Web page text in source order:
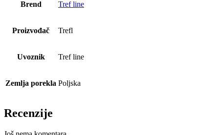
Brend Tref line
Proizvođač Trefl
Uvoznik Tref line
Zemlja porekla Poljska
Recenzije